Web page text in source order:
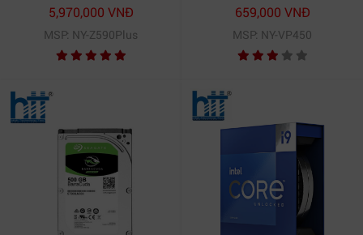
5,970,000 VNĐ
MSP: NY-Z590Plus
659,000 VNĐ
MSP: NY-VP450